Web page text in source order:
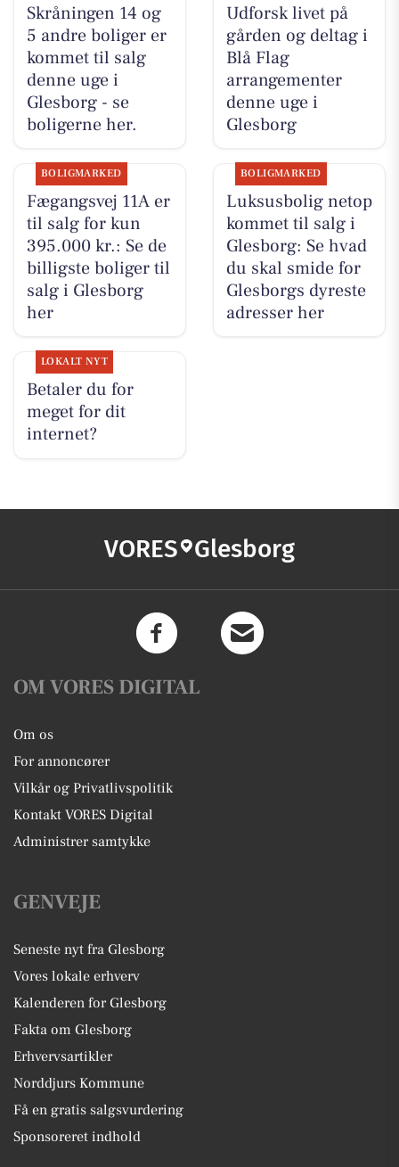
Skråningen 14 og
5 andre boliger er
kommet til salg
denne uge i
Glesborg - se
boligerne her.
Udforsk livet på
gården og deltag i
Blå Flag
arrangementer
denne uge i
Glesborg
BOLIGMARKED
Fægangsvej 11A er
til salg for kun
395.000 kr.: Se de
billigste boliger til
salg i Glesborg
her
BOLIGMARKED
Luksusbolig netop
kommet til salg i
Glesborg: Se hvad
du skal smide for
Glesborgs dyreste
adresser her
LOKALT NYT
Betaler du for
meget for dit
internet?
VORES Glesborg
OM VORES DIGITAL
Om os
For annoncører
Vilkår og Privatlivspolitik
Kontakt VORES Digital
Administrer samtykke
GENVEJE
Seneste nyt fra Glesborg
Vores lokale erhverv
Kalenderen for Glesborg
Fakta om Glesborg
Erhvervsartikler
Norddjurs Kommune
Få en gratis salgsvurdering
Sponsoreret indhold